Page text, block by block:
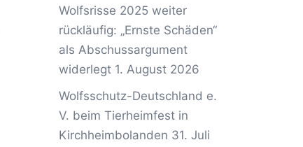
Wolfsrisse 2025 weiter
rückläufig: „Ernste Schäden“
als Abschussargument
widerlegt 1. August 2026
Wolfsschutz-Deutschland e.
V. beim Tierheimfest in
Kirchheimbolanden 31. Juli